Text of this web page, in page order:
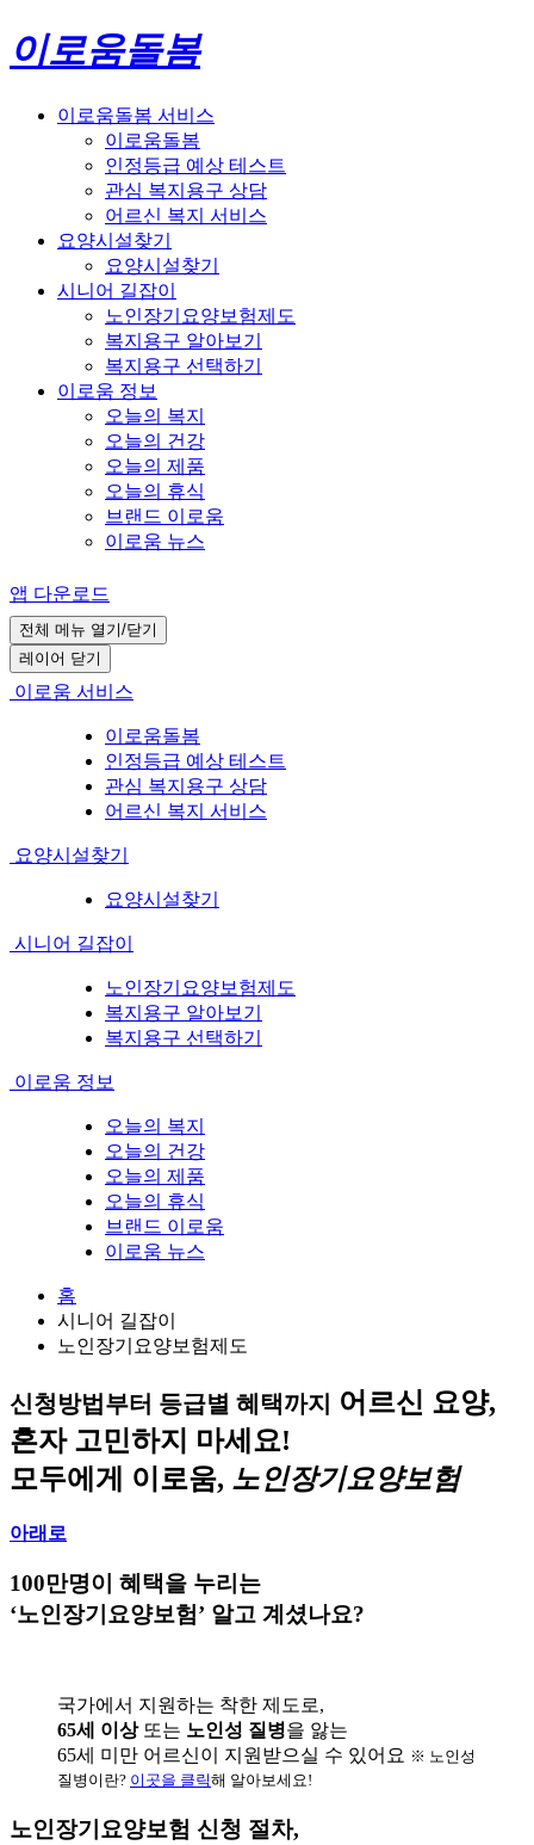
이로움돌봄
이로움돌봄 서비스
이로움돌봄
인정등급 예상 테스트
관심 복지용구 상담
어르신 복지 서비스
요양시설찾기
요양시설찾기
시니어 길잡이
노인장기요양보험제도
복지용구 알아보기
복지용구 선택하기
이로움 정보
오늘의 복지
오늘의 건강
오늘의 제품
오늘의 휴식
브랜드 이로움
이로움 뉴스
앱 다운로드
전체 메뉴 열기/닫기
레이어 닫기
이로움 서비스
이로움돌봄
인정등급 예상 테스트
관심 복지용구 상담
어르신 복지 서비스
요양시설찾기
요양시설찾기
시니어 길잡이
노인장기요양보험제도
복지용구 알아보기
복지용구 선택하기
이로움 정보
오늘의 복지
오늘의 건강
오늘의 제품
오늘의 휴식
브랜드 이로움
이로움 뉴스
홈
시니어 길잡이
노인장기요양보험제도
신청방법부터 등급별 혜택까지
어르신 요양,
혼자 고민하지 마세요!
모두에게 이로움, 노인장기요양보험
아래로
100만명이 혜택을 누리는
‘노인장기요양보험’ 알고 계셨나요?
국가에서 지원하는 착한 제도로,
65세 이상또는 노인성 질병을 앓는
65세 미만 어르신이 지원받으실 수 있어요 ※ 노인성
질병이란? 이곳을 클릭해 알아보세요!
노인장기요양보험 신청 절차,